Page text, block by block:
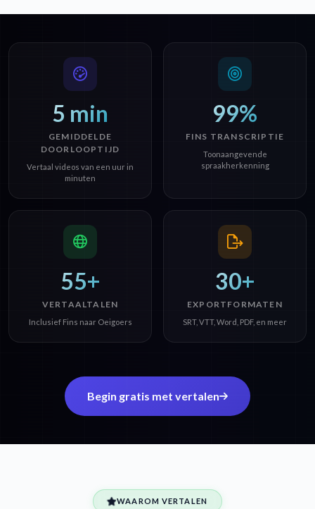
5 min
GEMIDDELDE
DOORLOOPTIJD
Vertaal videos van een uur in
minuten
99%
FINS TRANSCRIPTIE
Toonaangevende
spraakherkenning
55+
VERTAALTALEN
Inclusief Fins naar Oeigoers
30+
EXPORTFORMATEN
SRT, VTT, Word, PDF, en meer
Begin gratis met vertalen
WAAROM VERTALEN